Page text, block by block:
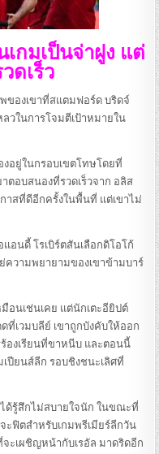
กมเป็นจ่าฝูง แต่
ดเร็ว
ของเขาที่สแตมฟอร์ด บริดจ์
วในการโจมตีเป้าหมายใน
อยู่ในกรอบเขตโทษโดยที่
ตอบสนองที่รวดเร็วจาก อลิส
าสที่ดีอีกครั้งในพื้นที่ แต่เขาไม่
แอนดี้ โรเบิร์ตสันเลือกดิโอโก้
ความพยายามของเขาข้ามบาร์
อนเช่นเคย แต่นักเตะอียิปต์
ที่เวมบลีย์ เขาถูกบังคับให้ออก
องเรียนที่ขาหนีบ และตอนนี้
ปียนส์ลีก รอบชิงชนะเลิศที่
ด้รู้สึกไม่สบายใจนัก ในขณะที่
ะฟิตสำหรับเกมพรีเมียร์ลีกวัน
ะเผชิญหน้ากับเรอัล มาดริดอีก